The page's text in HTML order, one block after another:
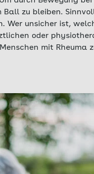
zu bleiben.
Wer unsicher ist,
oder
mit Rheuma